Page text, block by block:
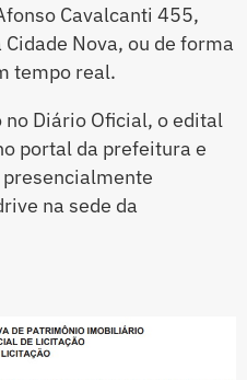
Cavalcanti 455,
Nova, ou de forma
tempo real.
no Diário Oficial, o edital
portal da prefeitura e
na sede da